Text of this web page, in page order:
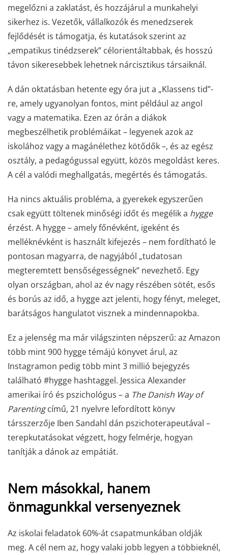
megelőzni a zaklatást, és hozzájárul a munkahelyi
sikerhez is. Vezetők, vállalkozók és menedzserek
fejlődését is támogatja, és kutatások szerint az
„empatikus tinédzserek” célorientáltabbak, és hosszú
távon sikeresebbek lehetnek nárcisztikus társaiknál.
A dán oktatásban hetente egy óra jut a „Klassens tid”-
re, amely ugyanolyan fontos, mint például az angol
vagy a matematika. Ezen az órán a diákok
megbeszélhetik problémáikat – legyenek azok az
iskolához vagy a magánélethez kötődők –, és az egész
osztály, a pedagógussal együtt, közös megoldást keres.
A cél a valódi meghallgatás, megértés és támogatás.
Ha nincs aktuális probléma, a gyerekek egyszerűen
csak együtt töltenek minőségi időt és megélik a hygge
érzést. A hygge – amely főnévként, igeként és
melléknévként is használt kifejezés – nem fordítható le
pontosan magyarra, de nagyjából „tudatosan
megteremtett bensőségességnek” nevezhető. Egy
olyan országban, ahol az év nagy részében sötét, esős
és borús az idő, a hygge azt jelenti, hogy fényt, meleget,
barátságos hangulatot visznek a mindennapokba.
Ez a jelenség ma már világszinten népszerű: az Amazon
több mint 900 hygge témájú könyvet árul, az
Instagramon pedig több mint 3 millió bejegyzés
található #hygge hashtaggel. Jessica Alexander
amerikai író és pszichológus – a The Danish Way of
Parentingcímű, 21 nyelvre lefordított könyv
társszerzője Iben Sandahl dán pszichoterapeutával –
terepkutatásokat végzett, hogy felmérje, hogyan
tanítják a dánok az empátiát.
Nem másokkal, hanem
önmagunkkal versenyeznek
Az iskolai feladatok 60%-át csapatmunkában oldják
meg. A cél nem az, hogy valaki jobb legyen a többieknél,